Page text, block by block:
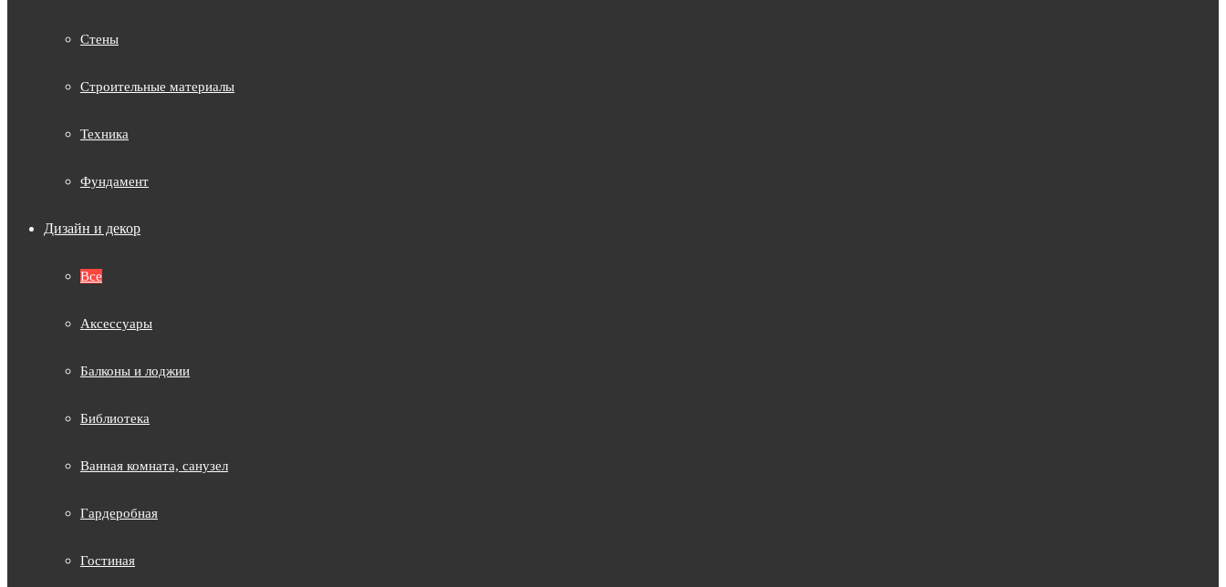
Стены
Строительные материалы
Техника
Фундамент
Дизайн и декор
Все
Аксессуары
Балконы и лоджии
Библиотека
Ванная комната, санузел
Гардеробная
Гостиная